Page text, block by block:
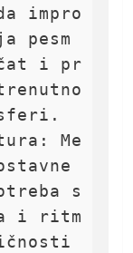
impro
pesm
i pr
Me
s
i ritm